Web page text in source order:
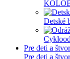
Detské
Pre deti a
Pre deti a